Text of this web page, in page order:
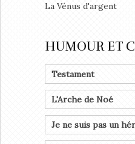
La Vénus d'argent
HUMOUR ET
Testament
L'Arche de Noé
Je ne suis pas un